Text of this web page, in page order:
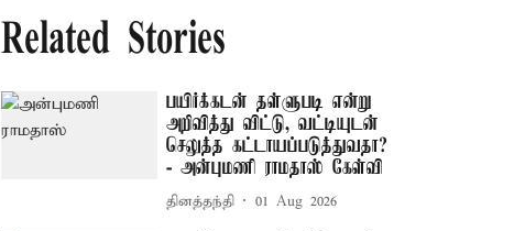
Related Stories
பயிர்க்கடன் தள்ளுபடி என்று
அறிவித்து விட்டு, வட்டியுடன்
செலுத்த கட்டாயப்படுத்துவதா?
- அன்புமணி ராமதாஸ் கேள்வி
தினத்தந்தி 01 Aug 2026